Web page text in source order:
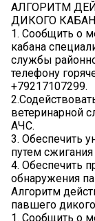
АЛГОРИТМ
ДИКОГО
1. Сообщить о
кабана
службы
телефону
+79217107299.
ветеринарной
АЧС.
3. Обеспечить
путем
4. Обеспечить
обнаружения
Алгоритм
павшего
1. Сообщить о